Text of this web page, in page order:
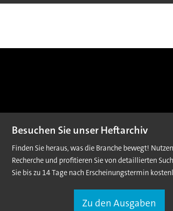
Besuchen Sie unser Heftarchiv
Finden Sie heraus, was die Branche bewegt!
Recherche und profitieren Sie von detaillierten
Sie bis zu 14 Tage nach Erscheinungstermin
Zu den Ausgaben